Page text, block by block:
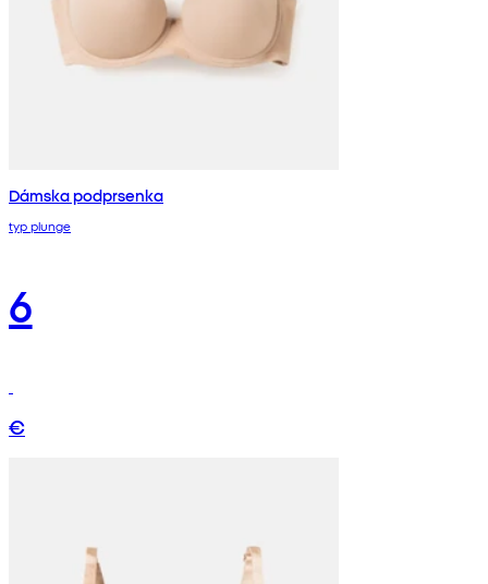
Dámska podprsenka
typ plunge
6
€